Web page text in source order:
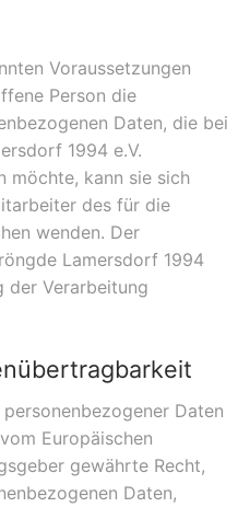
Voraussetzungen
Person die
Daten, die bei
1994 e.V.
möchte, kann sie sich
des für die
wenden. Der
Lamersdorf 1994
der Verarbeitung
Daten
Europäischen
gewährte Recht,
Daten,